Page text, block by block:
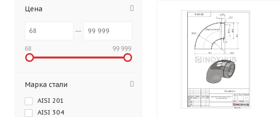
Цена
68 99 999
Марка стали
AISI 201
AISI 304